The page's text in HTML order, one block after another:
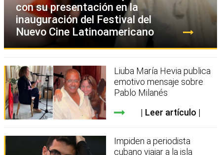
con su presentación en la
inauguración del Festival del
Nuevo Cine Latinoamericano
Liuba María Hevia publica
emotivo mensaje sobre
Pablo Milanés
Leer artículo
Impiden a periodista
cubano viajar a la isla